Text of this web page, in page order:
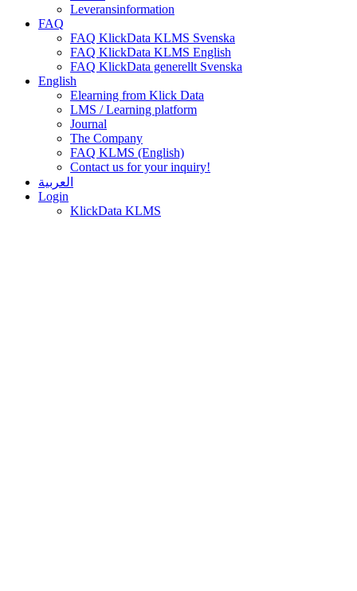
Leveransinformation
FAQ
FAQ KlickData KLMS Svenska
FAQ KlickData KLMS English
FAQ KlickData generellt Svenska
English
Elearning from Klick Data
LMS / Learning platform
Journal
The Company
FAQ KLMS (English)
Contact us for your inquiry!
العربية
Login
KlickData KLMS